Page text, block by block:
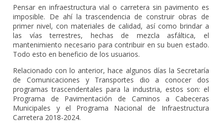
Pensar en infraestructura vial o carretera sin pavimento es
imposible. De ahí la trascendencia de construir obras de
primer nivel, con materiales de calidad, así como brindar a
las vías terrestres, hechas de mezcla asfáltica, el
mantenimiento necesario para contribuir en su buen estado.
Todo esto en beneficio de los usuarios.
Relacionado con lo anterior, hace algunos días la Secretaría
de Comunicaciones y Transportes dio a conocer dos
programas trascendentales para la industria, estos son: el
Programa de Pavimentación de Caminos a Cabeceras
Municipales y el Programa Nacional de Infraestructura
Carretera 2018-2024.